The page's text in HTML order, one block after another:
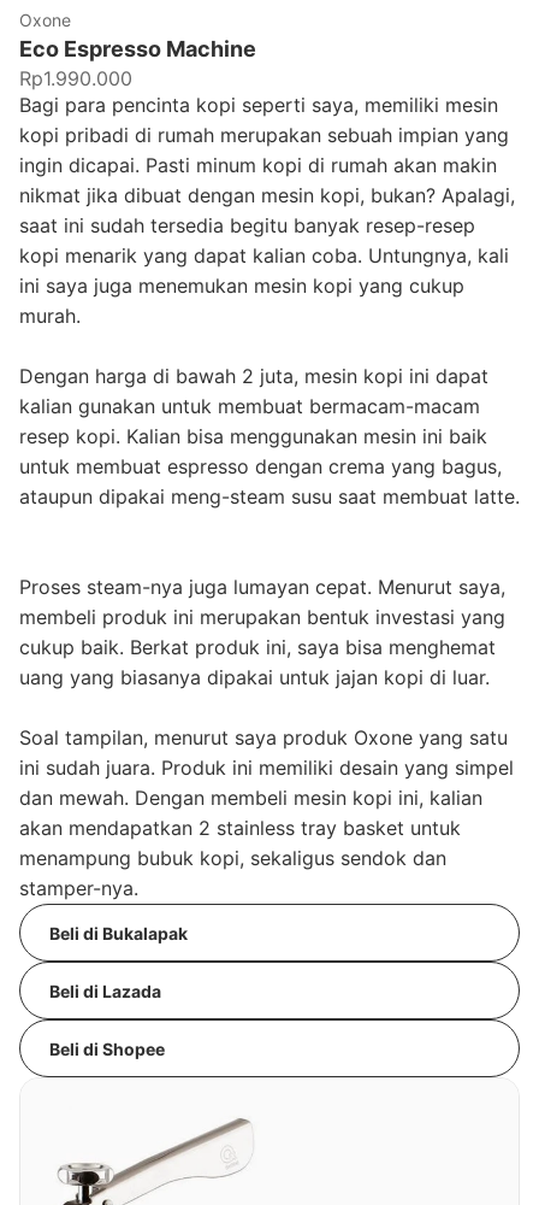
Oxone
Eco Espresso Machine
Rp1.990.000
Bagi para pencinta kopi seperti saya, memiliki mesin
kopi pribadi di rumah merupakan sebuah impian yang
ingin dicapai. Pasti minum kopi di rumah akan makin
nikmat jika dibuat dengan mesin kopi, bukan? Apalagi,
saat ini sudah tersedia begitu banyak resep-resep
kopi menarik yang dapat kalian coba. Untungnya, kali
ini saya juga menemukan mesin kopi yang cukup
murah.
Dengan harga di bawah 2 juta, mesin kopi ini dapat
kalian gunakan untuk membuat bermacam-macam
resep kopi. Kalian bisa menggunakan mesin ini baik
untuk membuat espresso dengan crema yang bagus,
ataupun dipakai meng-steam susu saat membuat latte.
Proses steam-nya juga lumayan cepat. Menurut saya,
membeli produk ini merupakan bentuk investasi yang
cukup baik. Berkat produk ini, saya bisa menghemat
uang yang biasanya dipakai untuk jajan kopi di luar.
Soal tampilan, menurut saya produk Oxone yang satu
ini sudah juara. Produk ini memiliki desain yang simpel
dan mewah. Dengan membeli mesin kopi ini, kalian
akan mendapatkan 2 stainless tray basket untuk
menampung bubuk kopi, sekaligus sendok dan
stamper-nya.
Beli di Bukalapak
Beli di Lazada
Beli di Shopee